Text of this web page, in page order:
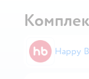
Happy